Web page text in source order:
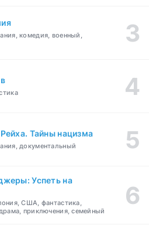
комедия, военный,
Тайны нацизма
документальный
Успеть на
США, фантастика,
приключения, семейный